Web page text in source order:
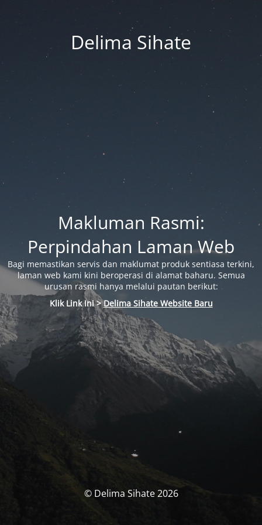
Delima Sihate
Makluman Rasmi:
Perpindahan Laman Web
Bagi memastikan servis dan maklumat produk sentiasa terkini,
laman web kami kini beroperasi di alamat baharu. Semua
urusan rasmi hanya melalui pautan berikut:
Klik Link Ini >Delima Sihate Website Baru
© Delima Sihate 2026